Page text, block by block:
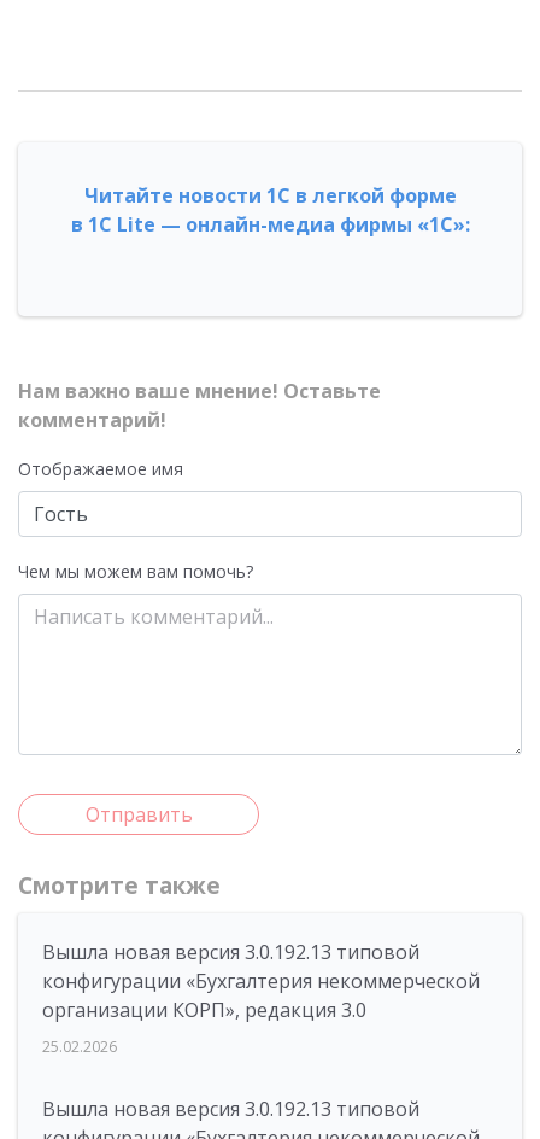
Читайте новости 1С в легкой форме
в 1С Lite — онлайн-медиа фирмы «1С»:
Нам важно ваше мнение! Оставьте
комментарий!
Отображаемое имя
Чем мы можем вам помочь?
Отправить
Смотрите также
Вышла новая версия 3.0.192.13 типовой
конфигурации «Бухгалтерия некоммерческой
организации КОРП», редакция 3.0
25.02.2026
Вышла новая версия 3.0.192.13 типовой